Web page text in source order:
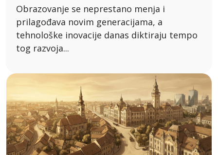
Obrazovanje se neprestano menja i
prilagođava novim generacijama, a
tehnološke inovacije danas diktiraju tempo
tog razvoja...